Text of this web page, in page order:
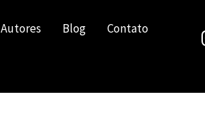
Autores Blog Contato